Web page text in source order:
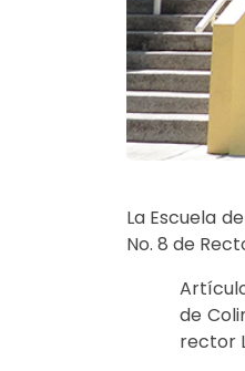
La Escuela
No. 8 de
de
rector